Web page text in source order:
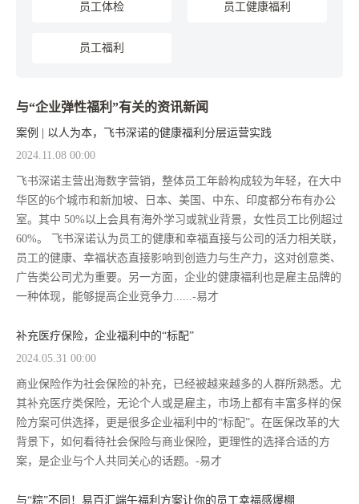
员工体检 员工健康福利
员工福利
与“企业弹性福利”有关的资讯新闻
案例 | 以人为本，飞书深诺的健康福利分层运营实践
2024.11.08 00:00
飞书深诺主营出海数字营销，整体员工年龄构成较为年轻，在大中
华区的6个城市和新加坡、日本、美国、中东、印度都分布有办公
室。其中 50%以上会具有海外学习或就业背景，女性员工比例超过
60%。 飞书深诺认为员工的健康和幸福直接与公司的活力相关联，
员工的健康、幸福状态直接影响到创造力与生产力，这对创意类、
广告类公司尤为重要。另一方面，企业的健康福利也是雇主品牌的
一种体现，能够提高企业竞争力......-易才
补充医疗保险，企业福利中的“标配”
2024.05.31 00:00
商业保险作为社会保险的补充，已经被越来越多的人群所熟悉。尤
其补充医疗类保险，无论个人或是雇主，市场上都有丰富多样的保
险方案可供选择，更是很多企业福利中的“标配”。在医保改革的大
背景下，如何看待社会保险与商业保险，更理性的选择合适的方
案，是企业与个人共同关心的话题。-易才
与“粽”不同！易百汇端午福利方案让你的员工幸福感爆棚